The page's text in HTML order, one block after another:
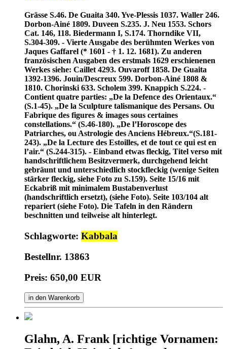
Grässe S.46. De Guaita 340. Yve-Plessis 1037. Waller 246.
Dorbon-Ainé 1809. Duveen S.235. J. Neu 1553. Schors
Cat. 146, 118. Biedermann I, S.174. Thorndike VII,
S.304-309. - Vierte Ausgabe des berühmten Werkes von
Jaques Gaffarel (* 1601 - † 1. 12. 1681). Zu anderen
französischen Ausgaben des erstmals 1629 erschienenen
Werkes siehe: Caillet 4293. Ouvaroff 1858. De Guaita
1392-1396. Jouin/Descreux 599. Dorbon-Ainé 1808 &
1810. Chorinski 633. Scholem 399. Knappich S.224. -
Contient quatre parties: „De la Defence des Orientaux.“
(S.1-45). „De la Sculpture talismanique des Persans. Ou
Fabrique des figures & images sous certaines
constellations.“ (S.46-180). „De l’Horoscope des
Patriarches, ou Astrologie des Anciens Hébreux.“(S.181-
243). „De la Lecture des Estoilles, et de tout ce qui est en
l’air.“ (S.244-315). - Einband etwas fleckig, Titel verso mit
handschriftlichem Besitzvermerk, durchgehend leicht
gebräunt und unterschiedlich stockfleckig (wenige Seiten
stärker fleckig, siehe Foto zu S.159). Seite 15/16 mit
Eckabriß mit minimalem Bustabenverlust
(handschriftlich ersetzt), (siehe Foto). Seite 103/104 alt
repariert (siehe Foto). Die Tafeln in den Rändern
beschnitten und teilweise alt hinterlegt.
Schlagworte: Kabbala
Bestellnr. 13863
Preis: 650,00 EUR
in den Warenkorb
Glahn, A. Frank [richtige Vornamen: